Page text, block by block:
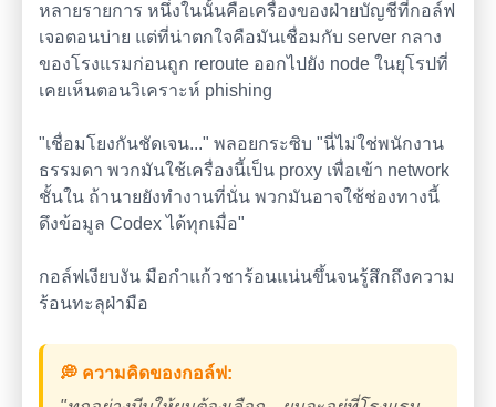
หลายรายการ หนึ่งในนั้นคือเครื่องของฝ่ายบัญชีที่กอล์ฟ
เจอตอนบ่าย แต่ที่น่าตกใจคือมันเชื่อมกับ server กลาง
ของโรงแรมก่อนถูก reroute ออกไปยัง node ในยุโรปที่
เคยเห็นตอนวิเคราะห์ phishing
"เชื่อมโยงกันชัดเจน..." พลอยกระซิบ "นี่ไม่ใช่พนักงาน
ธรรมดา พวกมันใช้เครื่องนี้เป็น proxy เพื่อเข้า network
ชั้นใน ถ้านายยังทำงานที่นั่น พวกมันอาจใช้ช่องทางนี้
ดึงข้อมูล Codex ได้ทุกเมื่อ"
กอล์ฟเงียบงัน มือกำแก้วชาร้อนแน่นขึ้นจนรู้สึกถึงความ
ร้อนทะลุฝ่ามือ
💭 ความคิดของกอล์ฟ: